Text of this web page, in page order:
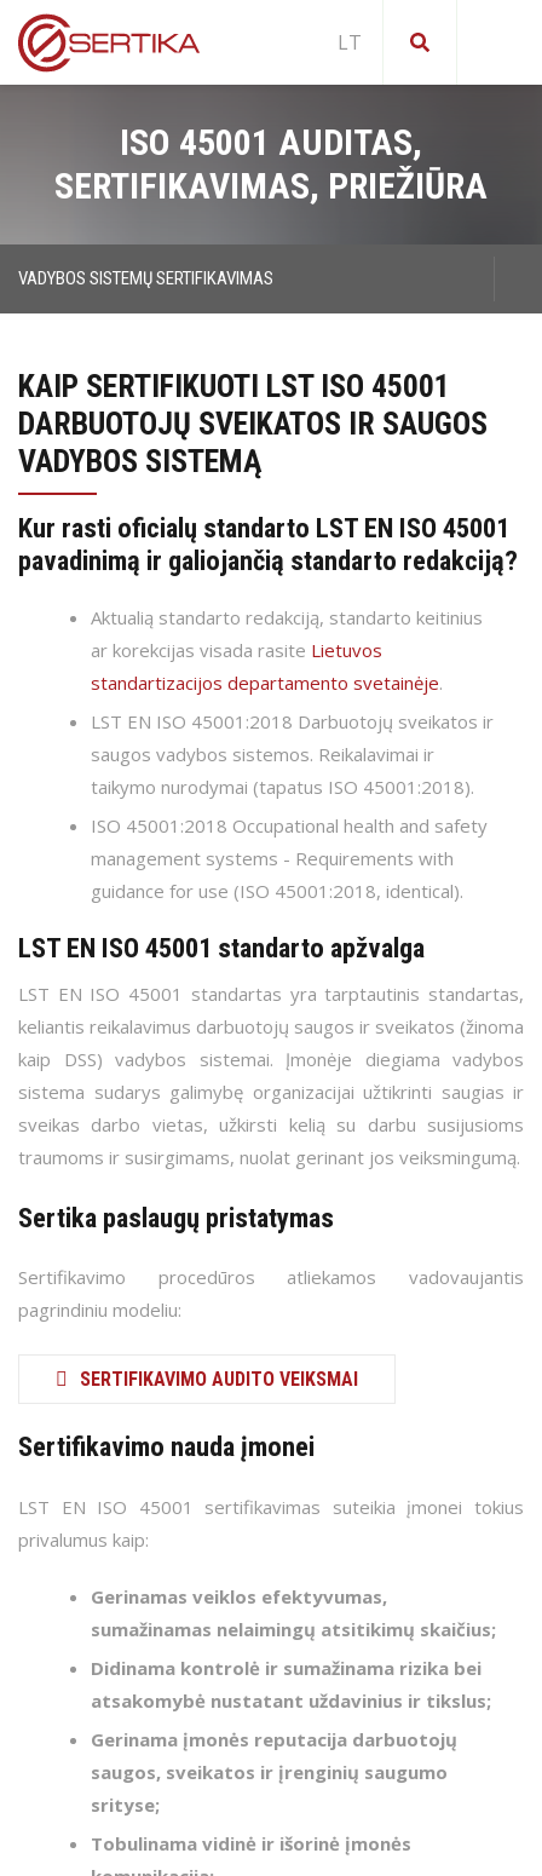
Bandymų laboratorijos akreditacija
Elektrinė medicinos įranga
Laboratorijų įranga
Šviestuvai
Klimatiniai testai
Kištukai ir kištukiniai lizdai
Žaislų bandymai
Pasiruošimas bandymams
Produkto CE ženklinimas
CE atitikties deklaracijų tikrinimas ir
analizė
ISO 14001
ISO 13485
ISO/IEC 27001
ISO 45001
ISO 37001
EN 15224
ISO 22000
2013/C 343/01 GPP
Integruota VS
Pasiruošimas sertifikavimui
Vadybos sistemos mokymai
Produkto įteisinimas ES rinkoje
Atitikties įvertinimo įstaigų mokymai
Gruntų tyrimų laboratorijos mokymai
Tvarumo indekso vertinimas
ISO 45001 AUDITAS,
SERTIFIKAVIMAS, PRIEŽIŪRA
VADYBOS SISTEMŲ SERTIFIKAVIMAS
ISO Standartai
ISO 9001
ISO 14001
ISO/IEC 27001
ISO 45001
ISO 37001
EN 15224
ISO 22000
ISO 50001
2013/C 343/01 GPP
Integruota VS
Pasiruošimas sertifikavimui
KAIP SERTIFIKUOTI LST ISO 45001
DARBUOTOJŲ SVEIKATOS IR SAUGOS
VADYBOS SISTEMĄ
Kur rasti oficialų standarto LST EN ISO 45001
pavadinimą ir galiojančią standarto redakciją?
Aktualią standarto redakciją, standarto keitinius
ar korekcijas visada rasite Lietuvos
standartizacijos departamento svetainėje.
LST EN ISO 45001:2018 Darbuotojų sveikatos ir
saugos vadybos sistemos. Reikalavimai ir
taikymo nurodymai (tapatus ISO 45001:2018).
ISO 45001:2018 Occupational health and safety
management systems - Requirements with
guidance for use (ISO 45001:2018, identical).
LST EN ISO 45001 standarto apžvalga
LST EN ISO 45001 standartas yra tarptautinis standartas,
keliantis reikalavimus darbuotojų saugos ir sveikatos (žinoma
kaip DSS) vadybos sistemai. Įmonėje diegiama vadybos
sistema sudarys galimybę organizacijai užtikrinti saugias ir
sveikas darbo vietas, užkirsti kelią su darbu susijusioms
traumoms ir susirgimams, nuolat gerinant jos veiksmingumą.
Sertika paslaugų pristatymas
Sertifikavimo procedūros atliekamos vadovaujantis
pagrindiniu modeliu:
SERTIFIKAVIMO AUDITO VEIKSMAI
Sertifikavimo nauda įmonei
LST EN ISO 45001 sertifikavimas suteikia įmonei tokius
privalumus kaip:
Gerinamas veiklos efektyvumas,
sumažinamas nelaimingų atsitikimų skaičius;
Didinama kontrolė ir sumažinama rizika bei
atsakomybė nustatant uždavinius ir tikslus;
Gerinama įmonės reputacija darbuotojų
saugos, sveikatos ir įrenginių saugumo
srityse;
Tobulinama vidinė ir išorinė įmonės